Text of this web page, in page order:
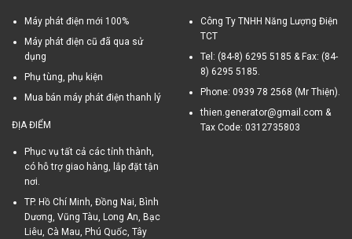
Máy phát điện mới 100%
Máy phát điện cũ đã qua sử
dụng
Phụ tùng, phụ kiện
Mua bán máy phát điện thanh lý
ĐỊA ĐIỂM
Phục vụ tất cả các tỉnh thành,
có hỗ trợ giao hàng, lắp đặt tận
nơi.
TP. Hồ Chí Minh, Đồng Nai, Bình
Dương, Vũng Tàu, Long An, Bạc
Liêu, Cà Mau, Phú Quốc, Tây
Công Ty TNHH Năng Lượng Điện
TCT
Tel: (84-8) 6295 5185 & Fax: (84-
8) 6295 5185.
Phone: 0939 78 2568 (Mr Thiện).
thien.generator@gmail.com &
Tax Code: 0312735803